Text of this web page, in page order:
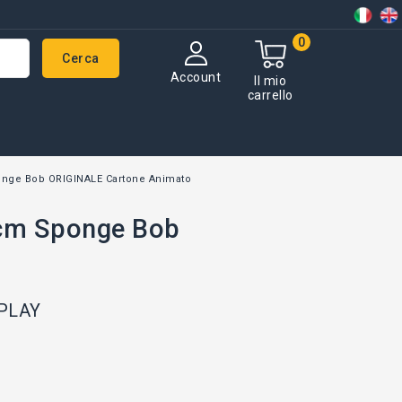
Il mio
carrello
0
Account
Cerca
Bob ORIGINALE Cartone Animato
Sponge Bob